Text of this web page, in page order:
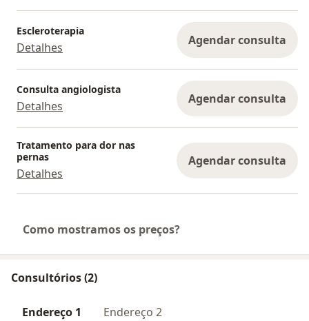
Escleroterapia
Detalhes Agendar consulta
Consulta angiologista
Detalhes Agendar consulta
Tratamento para dor nas
pernas
Detalhes
Agendar consulta
Como mostramos os preços?
Consultórios (2)
Endereço 1 Endereço 2